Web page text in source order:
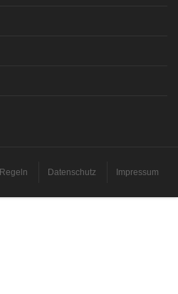
Regeln Datenschutz Impressum